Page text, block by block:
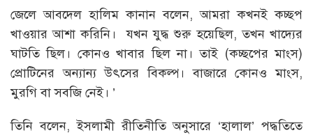
জেলে আবদেল হালিম কানান বলেন, আমরা কখনই কচ্ছপ
খাওয়ার আশা করিনি। যখন যুদ্ধ শুরু হয়েছিল, তখন খাদ্যের
ঘাটতি ছিল। কোনও খাবার ছিল না। তাই (কচ্ছপের মাংস)
প্রোটিনের অন্যান্য উৎসের বিকল্প। বাজারে কোনও মাংস,
মুরগি বা সবজি নেই। ’
তিনি বলেন, ইসলামী রীতিনীতি অনুসারে ‘হালাল’ পদ্ধতিতে